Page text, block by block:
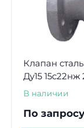
Клапан
Ду15
В наличии
По запросу